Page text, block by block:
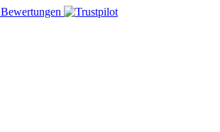
Bewertungen